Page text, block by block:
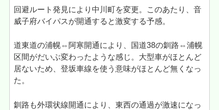
回避ルート発見により中川町を変更。このあたり、音
威子府バイパスが開通すると激変する予感。
道東道の浦幌⇔阿寒開通により、国道38の釧路⇔浦幌
区間がだいぶ変わったような感じ。大型車がほとんど
居ないため、登坂車線を使う意味がほとんど無くなっ
た。
釧路も外環状線開通により、東西の通過が激速になっ